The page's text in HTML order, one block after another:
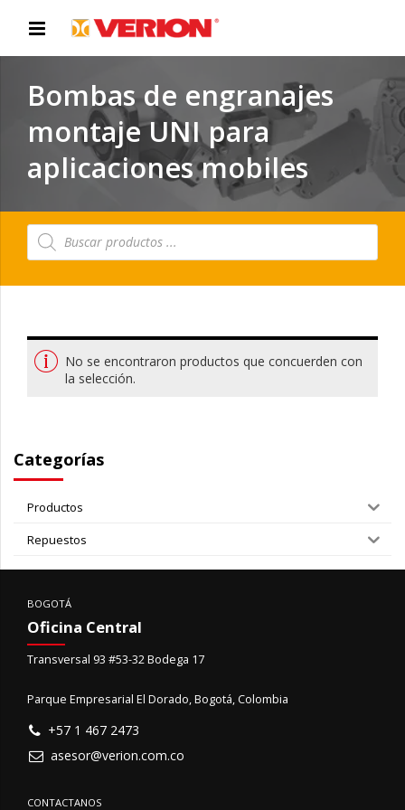
Bombas de engranajes
montaje UNI para
aplicaciones mobiles
Búsqueda
de
No se encontraron productos que concuerden con
la selección.
Categorías
Productos
Repuestos
BOGOTÁ
Oficina Central
Transversal 93 #53-32 Bodega 17
Parque Empresarial El Dorado, Bogotá, Colombia
+57 1 467 2473
asesor@verion.com.co
CONTACTANOS